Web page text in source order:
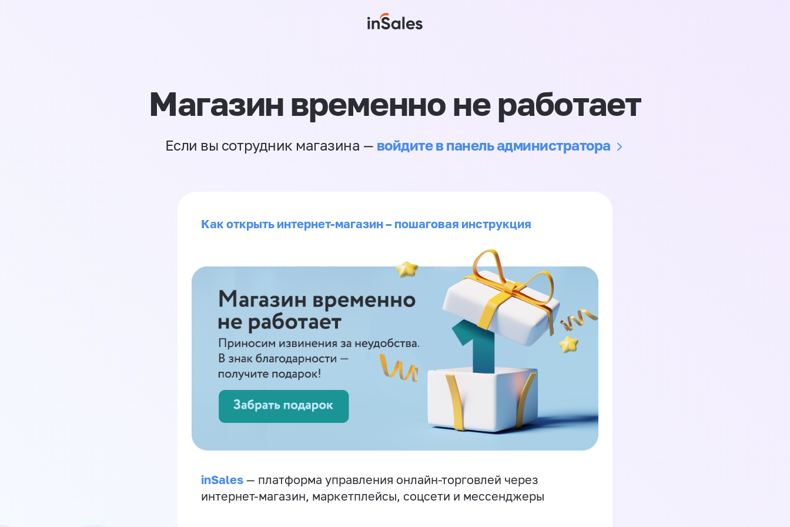
Магазин временно не работает
Если вы сотрудник магазина — войдите в панель администратора
Как открыть интернет-магазин – пошаговая инструкция
inSales — платформа управления онлайн-торговлей через
интернет-магазин, маркетплейсы, соцсети и мессенджеры